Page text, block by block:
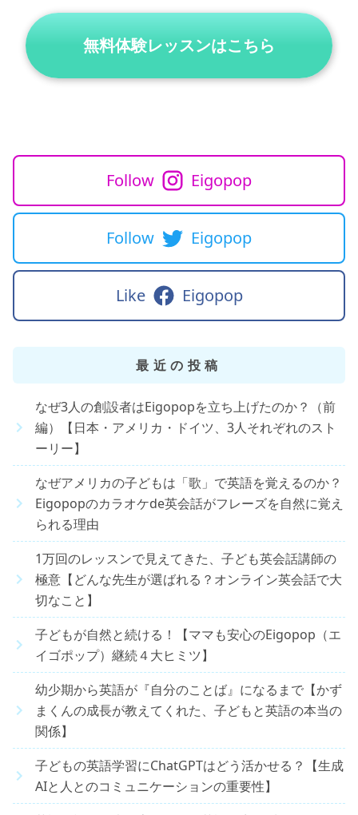
無料体験レッスンはこちら
Follow Eigopop
Follow Eigopop
Like Eigopop
最近の投稿
なぜ3人の創設者はEigopopを立ち上げたのか？（前
編）【日本・アメリカ・ドイツ、3人それぞれのスト
ーリー】
なぜアメリカの子どもは「歌」で英語を覚えるのか？
Eigopopのカラオケde英会話がフレーズを自然に覚え
られる理由
1万回のレッスンで見えてきた、子ども英会話講師の
極意【どんな先生が選ばれる？オンライン英会話で大
切なこと】
子どもが自然と続ける！【ママも安心のEigopop（エ
イゴポップ）継続４大ヒミツ】
幼少期から英語が『自分のことば』になるまで【かず
まくんの成長が教えてくれた、子どもと英語の本当の
関係】
子どもの英語学習にChatGPTはどう活かせる？【生成
AIと人とのコミュニケーションの重要性】